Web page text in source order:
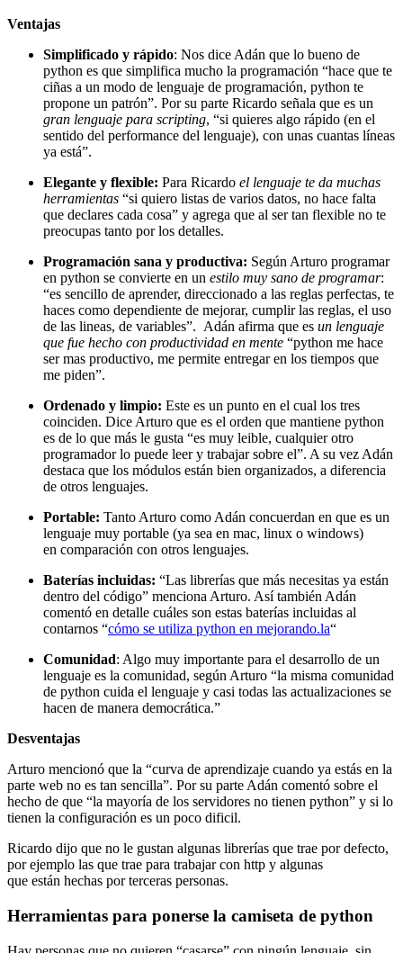
Ventajas
Simplificado y rápido: Nos dice Adán que lo bueno de
python es que simplifica mucho la programación “hace que te
ciñas a un modo de lenguaje de programación, python te
propone un patrón”. Por su parte Ricardo señala que es un
gran lenguaje para scripting, “si quieres algo rápido (en el
sentido del performance del lenguaje), con unas cuantas líneas
ya está”.
Elegante y flexible: Para Ricardo el lenguaje te da muchas
herramientas “si quiero listas de varios datos, no hace falta
que declares cada cosa” y agrega que al ser tan flexible no te
preocupas tanto por los detalles.
Programación sana y productiva: Según Arturo programar
en python se convierte en un estilo muy sano de programar:
“es sencillo de aprender, direccionado a las reglas perfectas, te
haces como dependiente de mejorar, cumplir las reglas, el uso
de las lineas, de variables”. Adán afirma que es un lenguaje
que fue hecho con productividad en mente “python me hace
ser mas productivo, me permite entregar en los tiempos que
me piden”.
Ordenado y limpio: Este es un punto en el cual los tres
coinciden. Dice Arturo que es el orden que mantiene python
es de lo que más le gusta “es muy leible, cualquier otro
programador lo puede leer y trabajar sobre el”. A su vez Adán
destaca que los módulos están bien organizados, a diferencia
de otros lenguajes.
Portable: Tanto Arturo como Adán concuerdan en que es un
lenguaje muy portable (ya sea en mac, linux o windows)
en comparación con otros lenguajes.
Baterías incluidas: “Las librerías que más necesitas ya están
dentro del código” menciona Arturo. Así también Adán
comentó en detalle cuáles son estas baterías incluidas al
contarnos “cómo se utiliza python en mejorando.la“
Comunidad: Algo muy importante para el desarrollo de un
lenguaje es la comunidad, según Arturo “la misma comunidad
de python cuida el lenguaje y casi todas las actualizaciones se
hacen de manera democrática.”
Desventajas
Arturo mencionó que la “curva de aprendizaje cuando ya estás en la
parte web no es tan sencilla”. Por su parte Adán comentó sobre el
hecho de que “la mayoría de los servidores no tienen python” y si lo
tienen la configuración es un poco dificil.
Ricardo dijo que no le gustan algunas librerías que trae por defecto,
por ejemplo las que trae para trabajar con http y algunas
que están hechas por terceras personas.
Herramientas para ponerse la camiseta de python